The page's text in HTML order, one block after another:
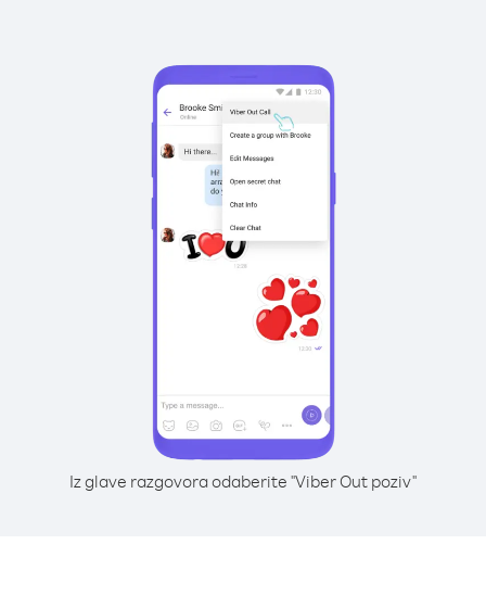
Iz glave razgovora odaberite "Viber Out poziv"